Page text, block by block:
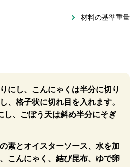
材料の基準重量
にし、こんにゃくは半分に切り
、格子状に切れ目を入れます。
し、ごぼう天は斜め半分にそぎ
素とオイスターソース、水を加
こんにゃく、結び昆布、ゆで卵